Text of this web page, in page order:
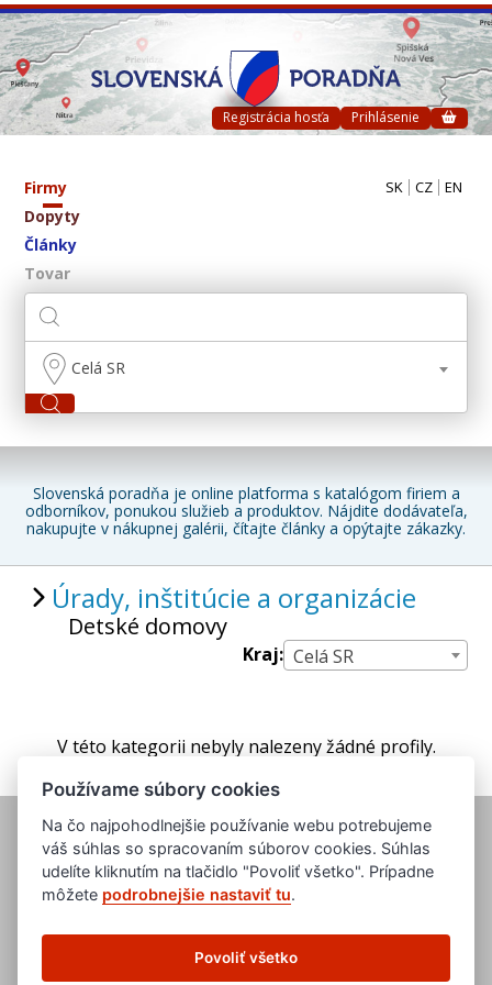
Registrácia hosťa Prihlásenie
Firmy
Dopyty
Články
Tovar
SK CZ EN
Celá SR
Slovenská poradňa je online platforma s katalógom firiem a
odborníkov, ponukou služieb a produktov. Nájdite dodávateľa,
nakupujte v nákupnej galérii, čítajte články a opýtajte zákazky.
Úrady, inštitúcie a organizácie
Detské domovy
Kraj: Celá SR
V této kategorii nebyly nalezeny žádné profily.
www.edb.cz
www.edb.eu
Používame súbory cookies
Na čo najpohodlnejšie používanie webu potrebujeme
váš súhlas so spracovaním súborov cookies. Súhlas
udelíte kliknutím na tlačidlo "Povoliť všetko". Prípadne
môžete podrobnejšie nastaviť tu.
Povoliť všetko